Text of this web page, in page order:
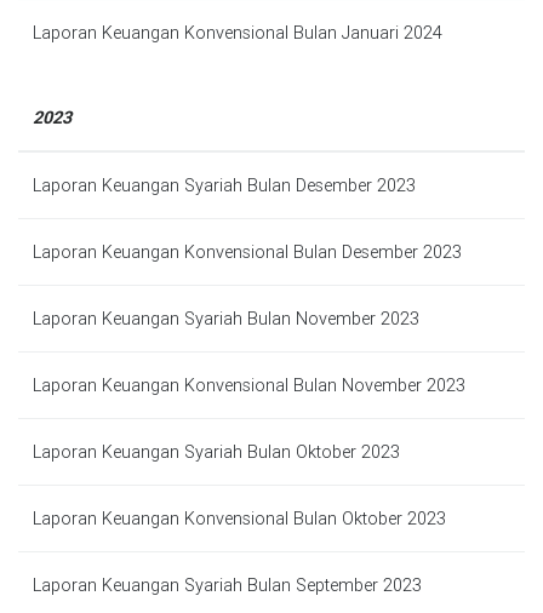
Laporan Keuangan Konvensional Bulan Januari 2024
2023
Laporan Keuangan Syariah Bulan Desember 2023
Laporan Keuangan Konvensional Bulan Desember 2023
Laporan Keuangan Syariah Bulan November 2023
Laporan Keuangan Konvensional Bulan November 2023
Laporan Keuangan Syariah Bulan Oktober 2023
Laporan Keuangan Konvensional Bulan Oktober 2023
Laporan Keuangan Syariah Bulan September 2023